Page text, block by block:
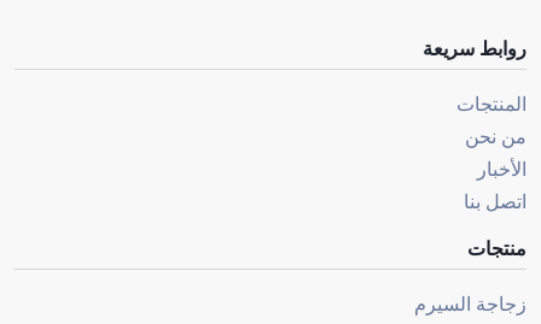
روابط سريعة
المنتجات
من نحن
الأخبار
اتصل بنا
منتجات
زجاجة السيرم